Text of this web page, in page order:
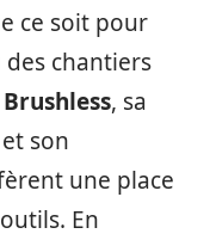
ce soit pour
chantiers
Brushless, sa
son
une place
En